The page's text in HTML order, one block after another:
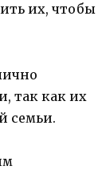
их, чтобы
так как их
семьи.